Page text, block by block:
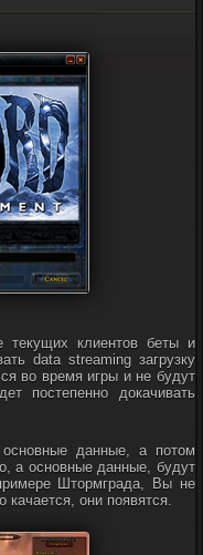
текущих клиентов беты и
data streaming загрузку
во время игры и не будут
постепенно докачивать
данные, а потом
а основные данные, будут
Штормграда, Вы не
они появятся.